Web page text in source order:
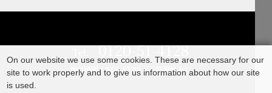
0120-51-4128
受付時間 / 9:00-17:00（土日祝休み）
On our website we use some cookies. These are necessary for our
site to work properly and to give us information about how our site
is used.